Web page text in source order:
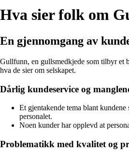
Hva sier folk om
En gjennomgang av
Gullfunn, en gullsmedkjede som tilbyr et
hva de sier om selskapet.
Dårlig kundeservice og
Et gjentakende tema blant
personalet.
Noen kunder har opplevd at
Problematikk med kvalitet og